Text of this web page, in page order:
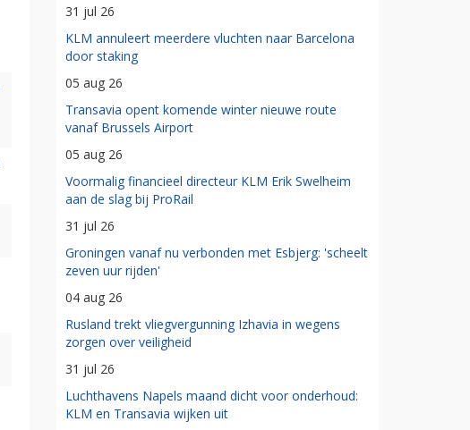
31 jul 26
KLM annuleert meerdere vluchten naar Barcelona
door staking
05 aug 26
Transavia opent komende winter nieuwe route
vanaf Brussels Airport
05 aug 26
Voormalig financieel directeur KLM Erik Swelheim
aan de slag bij ProRail
31 jul 26
Groningen vanaf nu verbonden met Esbjerg: 'scheelt
zeven uur rijden'
04 aug 26
Rusland trekt vliegvergunning Izhavia in wegens
zorgen over veiligheid
31 jul 26
Luchthavens Napels maand dicht voor onderhoud:
KLM en Transavia wijken uit